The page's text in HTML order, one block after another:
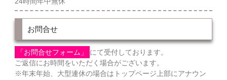
お問合せ
「お問合せフォーム」
にて受付しております。
ご返信にお時間をいただく場合がございます。
※年末年始、大型連休の場合はトップページ上部にアナウン